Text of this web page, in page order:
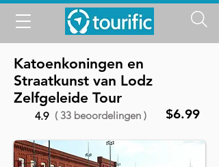
Katoenkoningen en
Straatkunst van Lodz
Zelfgeleide Tour
4.9 ( 33 beoordelingen ) $6.99